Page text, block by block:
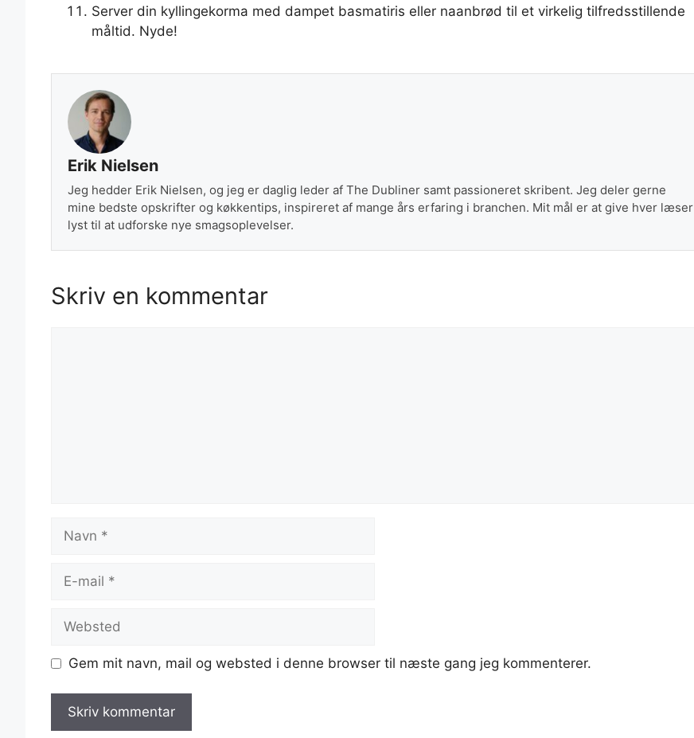
Server din kyllingekorma med dampet basmatiris eller naanbrød til et virkelig tilfredsstillende
måltid. Nyde!
Erik Nielsen
Jeg hedder Erik Nielsen, og jeg er daglig leder af The Dubliner samt passioneret skribent. Jeg deler gerne
mine bedste opskrifter og køkkentips, inspireret af mange års erfaring i branchen. Mit mål er at give hver læser
lyst til at udforske nye smagsoplevelser.
Skriv en kommentar
mail
Gem mit navn, mail og websted i denne browser til næste gang jeg kommenterer.